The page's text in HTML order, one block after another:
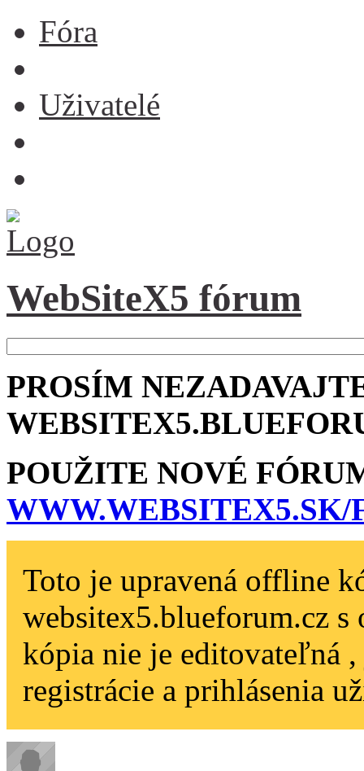
Fóra
Uživatelé
WebSiteX5 fórum
PROSÍM
POUŽITE NOVÉ
WWW.WEBSITEX5­.SK/
Toto je upravená offline
websitex5.blueforum.cz
kópia nie je editovateľná
registrácie a prihlásenia